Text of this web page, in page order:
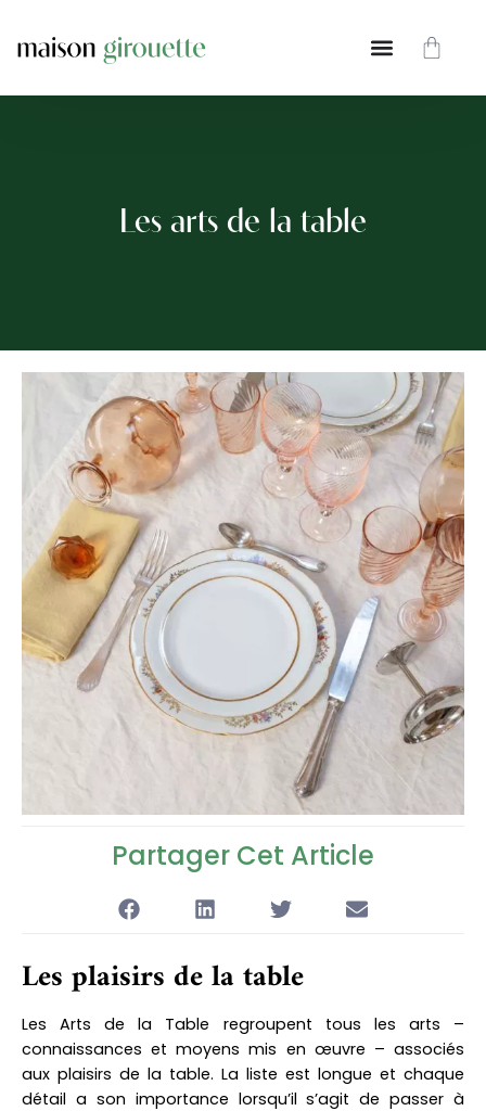
Les arts de la table
Partager Cet Article
Les plaisirs de la table
Les Arts de la Table regroupent tous les arts –
connaissances et moyens mis en œuvre – associés
aux plaisirs de la table. La liste est longue et chaque
détail a son importance lorsqu’il s’agit de passer à